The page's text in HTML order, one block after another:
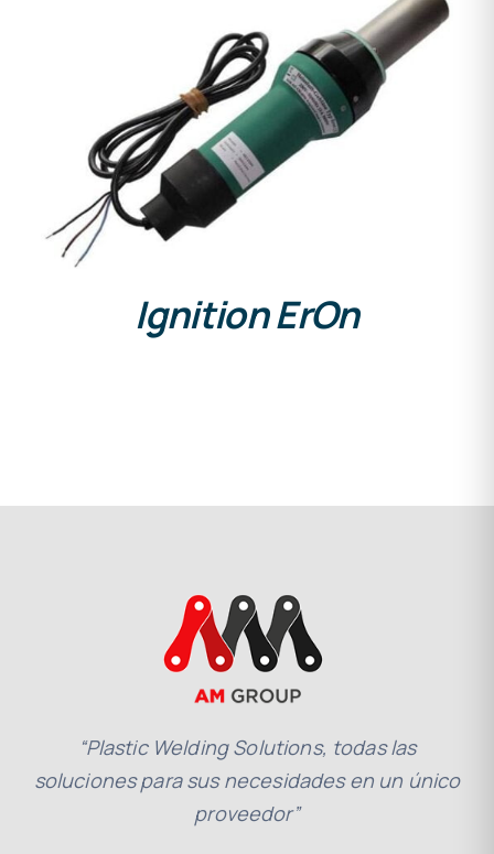
DETAILS
Ignition ErOn
“Plastic Welding Solutions, todas las
soluciones para sus necesidades en un único
proveedor”